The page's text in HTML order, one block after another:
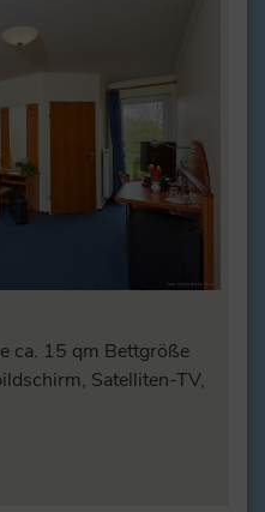
ca. 15 qm Bettgröße
Satelliten-TV,